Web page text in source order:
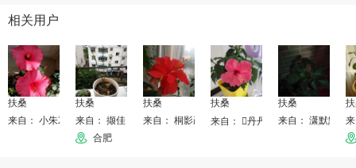
相关用户
扶桑
来自： 小朱2018
扶桑
来自： 撷佳
合肥
扶桑
来自： 桐影疏疏
扶桑
来自： 丹丹
扶桑
来自： 潇默默